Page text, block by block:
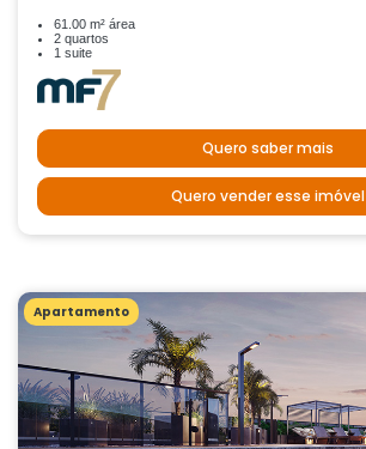
61.00 m² área
2 quartos
1 suite
Quero saber mais
Quero vender esse imóvel
Apartamento